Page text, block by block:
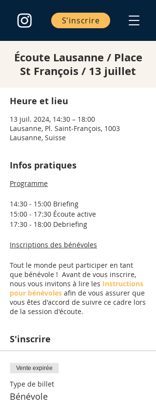
S'inscrire
Écoute Lausanne / Place
St François / 13 juillet
Heure et lieu
13 juil. 2024, 14:30 – 18:00
Lausanne, Pl. Saint-François, 1003
Lausanne, Suisse
Infos pratiques
Programme
14:30 - 15:00 Briefing
15:00 - 17:30 Écoute active
17:30 - 18:00 Debriefing
Inscriptions des bénévoles
Tout le monde peut participer en tant
que bénévole ! Avant de vous inscrire,
nous vous invitons à lire les Instructions
pour bénévoles afin de vous assurer que
vous êtes d'accord de suivre ce cadre lors
de la session d'écoute.
S'inscrire
Vente expirée
Type de billet
Bénévole